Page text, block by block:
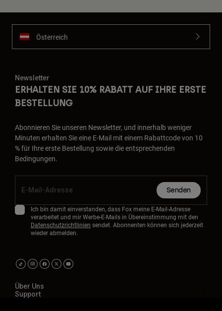
Österreich
Newsletter
ERHALTEN SIE 10% RABATT AUF IHRE ERSTE
BESTELLUNG
Abonnieren Sie unseren Newsletter, und innerhalb weniger
Minuten erhalten Sie eine E-Mail mit einem Rabattcode von 10
% für Ihre erste Bestellung sowie die entsprechenden
Bedingungen.
Senden
Ich bin damit einverstanden, dass Fox meine E-Mail-Adresse
verarbeitet und mir Werbe-E-Mails in Übereinstimmung mit den
Datenschutzrichtlinien sendet. Abonnenten können sich jederzeit
wieder abmelden.
Über Uns
Support